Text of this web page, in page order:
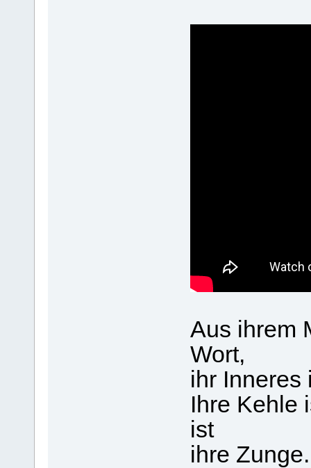
Aus ihrem
Wort,
ihr Inneres
Ihre Kehle
ist
ihre Zunge.